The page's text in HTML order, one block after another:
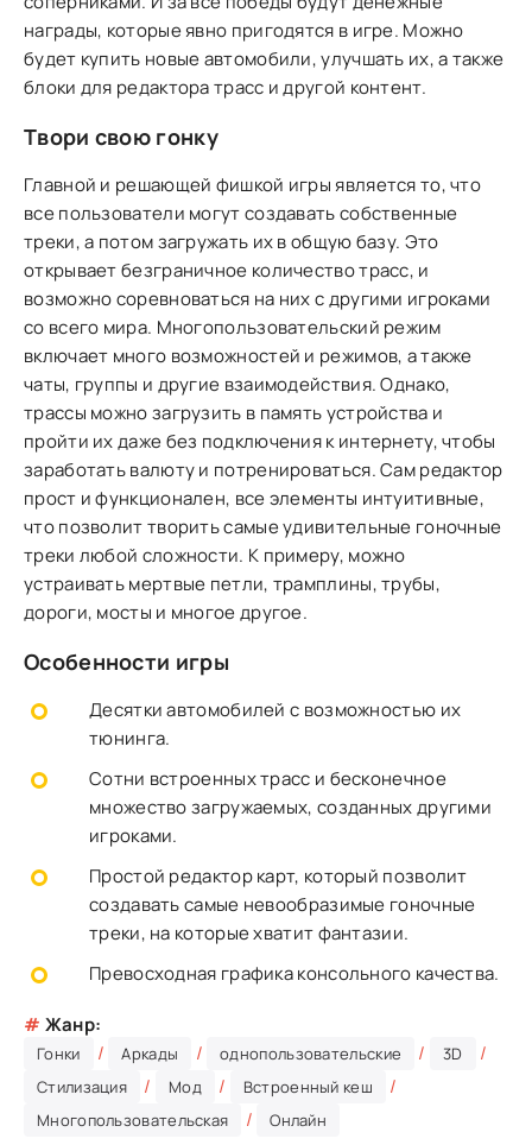
награды, которые явно пригодятся в игре. Можно
будет купить новые автомобили, улучшать их, а также
блоки для редактора трасс и другой контент.
Твори свою гонку
Главной и решающей фишкой игры является то, что
все пользователи могут создавать собственные
треки, а потом загружать их в общую базу. Это
открывает безграничное количество трасс, и
возможно соревноваться на них с другими игроками
со всего мира. Многопользовательский режим
включает много возможностей и режимов, а также
чаты, группы и другие взаимодействия. Однако,
трассы можно загрузить в память устройства и
пройти их даже без подключения к интернету, чтобы
заработать валюту и потренироваться. Сам редактор
прост и функционален, все элементы интуитивные,
что позволит творить самые удивительные гоночные
треки любой сложности. К примеру, можно
устраивать мертвые петли, трамплины, трубы,
дороги, мосты и многое другое.
Особенности игры
Десятки автомобилей с возможностью их
тюнинга.
Сотни встроенных трасс и бесконечное
множество загружаемых, созданных другими
игроками.
Простой редактор карт, который позволит
создавать самые невообразимые гоночные
треки, на которые хватит фантазии.
Превосходная графика консольного качества.
# Жанр:
Гонки / Аркады / однопользовательские / 3D /
Стилизация / Мод / Встроенный кеш /
Многопользовательская / Онлайн